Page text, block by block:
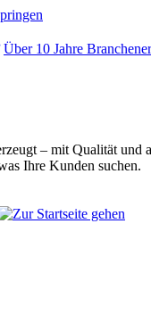
Über 10 Jahre
– mit Qualität und
Ihre Kunden suchen.